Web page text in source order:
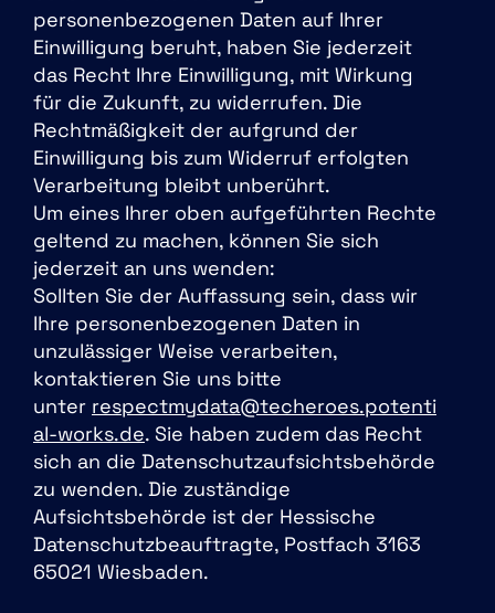
personenbezogenen Daten auf Ihrer
Einwilligung beruht, haben Sie jederzeit
das Recht Ihre Einwilligung, mit Wirkung
für die Zukunft, zu widerrufen. Die
Rechtmäßigkeit der aufgrund der
Einwilligung bis zum Widerruf erfolgten
Verarbeitung bleibt unberührt.
Um eines Ihrer oben aufgeführten Rechte
geltend zu machen, können Sie sich
jederzeit an uns wenden:
Sollten Sie der Auffassung sein, dass wir
Ihre personenbezogenen Daten in
unzulässiger Weise verarbeiten,
kontaktieren Sie uns bitte
unter respectmydata@techeroes.potenti
al-works.de. Sie haben zudem das Recht
sich an die Datenschutzaufsichtsbehörde
zu wenden. Die zuständige
Aufsichtsbehörde ist der Hessische
Datenschutzbeauftragte, Postfach 3163
65021 Wiesbaden.